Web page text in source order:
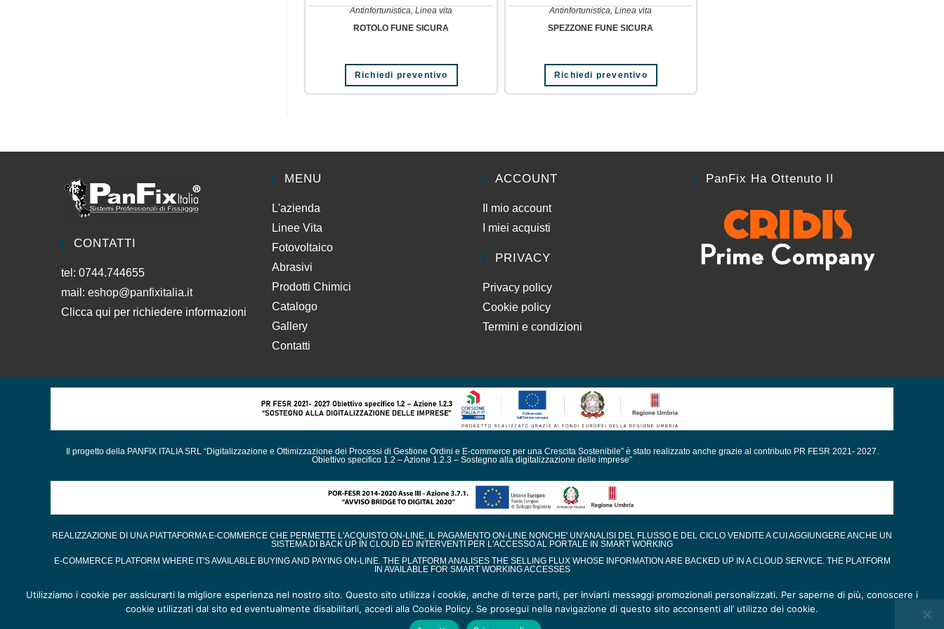
Antinfortunistica,Linea vita
ROTOLO FUNE SICURA
Richiedi preventivo
Antinfortunistica,Linea vita
SPEZZONE FUNE SICURA
Richiedi preventivo
CONTATTI
tel: 0744.744655
mail: eshop@panfixitalia.it
Clicca qui per richiedere informazioni
MENU
L'azienda
Linee Vita
Fotovoltaico
Abrasivi
Prodotti Chimici
Catalogo
Gallery
Contatti
ACCOUNT
Il mio account
I miei acquisti
PRIVACY
Privacy policy
Cookie policy
Termini e condizioni
PanFix Ha Ottenuto Il
Il progetto della PANFIX ITALIA SRL “Digitalizzazione e Ottimizzazione dei Processi di Gestione Ordini e E-commerce per una Crescita Sostenibile” è stato realizzato anche grazie al contributo PR FESR 2021- 2027.
Obiettivo specifico 1.2 – Azione 1.2.3 – Sostegno alla digitalizzazione delle imprese”
REALIZZAZIONE DI UNA PIATTAFORMA E-COMMERCE CHE PERMETTE L'ACQUISTO ON-LINE, IL PAGAMENTO ON-LINE NONCHE' UN'ANALISI DEL FLUSSO E DEL CICLO VENDITE A CUI AGGIUNGERE ANCHE UN
SISTEMA DI BACK UP IN CLOUD ED INTERVENTI PER L'ACCESSO AL PORTALE IN SMART WORKING
E-COMMERCE PLATFORM WHERE IT'S AVAILABLE BUYING AND PAYING ON-LINE. THE PLATFORM ANALISES THE SELLING FLUX WHOSE INFORMATION ARE BACKED UP IN A CLOUD SERVICE. THE PLATFORM
IN AVAILABLE FOR SMART WORKING ACCESSES
Obblighi informativi per le erogazioni pubbliche: gli aiuti di Stato e gli aiuti de minimis ricevuti dalla nostra impresa sono contenuti nel Registro nazionale degli aiuti di Stato di cui all’art. 52 della L. 234/2012” e consultabili al
seguente link, inserendo come chiave di ricerca nel campo CODICE FISCALE 01241680550
VISITA IL REGISTRO
Utilizziamo i cookie per assicurarti la migliore esperienza nel nostro sito. Questo sito utilizza i cookie, anche di terze parti, per inviarti messaggi promozionali personalizzati. Per saperne di più, conoscere i
cookie utilizzati dal sito ed eventualmente disabilitarli, accedi alla Cookie Policy. Se prosegui nella navigazione di questo sito acconsenti all’ utilizzo dei cookie.